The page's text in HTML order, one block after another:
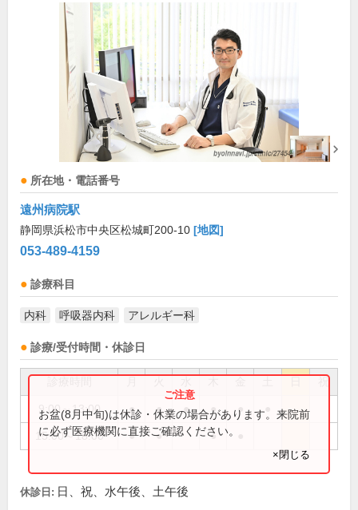
所在地・電話番号
遠州病院駅
静岡県浜松市中央区松城町200-10 [地図]
053-489-4159
診療科目
内科 呼吸器内科 アレルギー科
診療/受付時間・休診日
祝
9:00～13:00 ● ● ● ● ●
15:00～18:00 ● ● ●
お盆(8月中旬)は休診・休業の場合があります。来院前
に必ず医療機関に直接ご確認ください。
×閉じる
休診日: 日、祝、水午後、土午後